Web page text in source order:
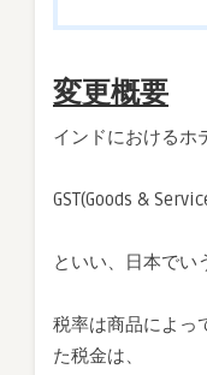
変更概要
インドにおけるホ
GST(Goods &
といい、日本でい
税率は商品によっ
た税金は、